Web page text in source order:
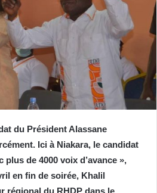
du Président Alassane
Ici à Niakara, le candidat
plus de 4000 voix d’avance »,
en fin de soirée, Khalil
régional du RHDP dans le